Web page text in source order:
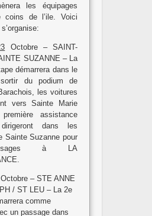
les équipages
coins de l’ile. Voici
Octobre – SAINT-
SUZANNE – La
démarrera dans le
du podium de
les voitures
vers Sainte Marie
assistance
dans les
Sainte Suzanne pour
à LA
Octobre – STE ANNE
/ ST LEU – La 2e
comme
un passage dans